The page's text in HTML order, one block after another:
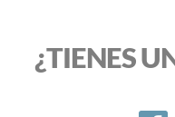
¿TIENES